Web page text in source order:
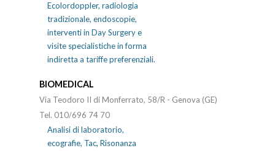
Ecolordoppler, radiologia
tradizionale, endoscopie,
interventi in Day Surgery e
visite specialistiche in forma
indiretta a tariffe preferenziali.
BIOMEDICAL
Via Teodoro II di Monferrato, 58/R - Genova (GE)
Tel. 010/696 74 70
Analisi di laboratorio,
ecografie, Tac, Risonanza